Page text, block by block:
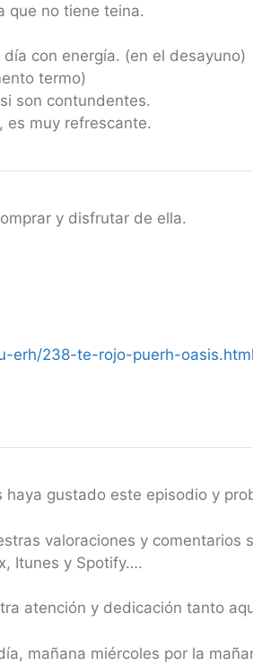
que no tiene teina.
con energía. (en el desayuno)
termo)
son contundentes.
es muy refrescante.
y disfrutar de ella.
erh/238-te-rojo-puerh-oasis.html
haya gustado este episodio y
valoraciones y
Itunes y Spotify….
atención y dedicación tanto
mañana miércoles por la